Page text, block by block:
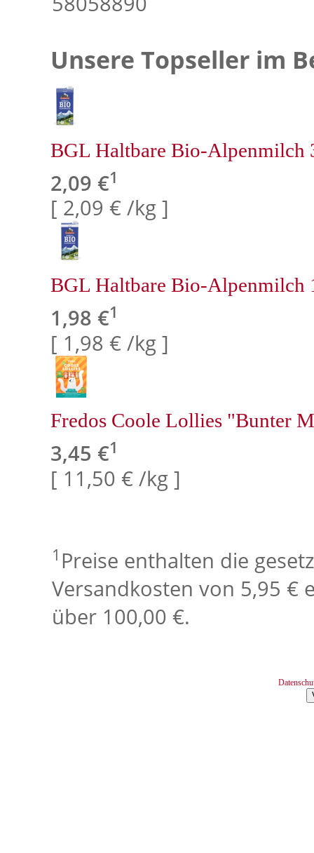
Unsere Topseller im
BGL Haltbare Bio-Alpenmilch
2,09 €1
[ 2,09 € /kg ]
BGL Haltbare Bio-Alpenmilch
1,98 €1
[ 1,98 € /kg ]
Fredos Coole Lollies "Bunter
3,45 €1
[ 11,50 € /kg ]
1 Preise enthalten die
Versandkosten von 5,95 €
über 100,00 €.